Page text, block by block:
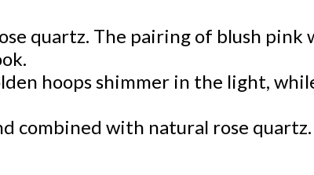
quartz. The pairing of blush pink
hoops shimmer in the light,
combined with natural rose quartz.